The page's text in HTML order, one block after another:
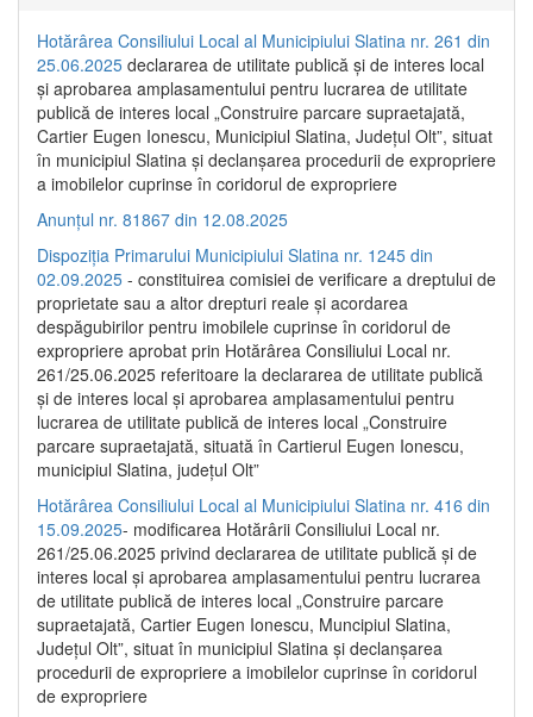
Hotărârea Consiliului Local al Municipiului Slatina nr. 261 din
25.06.2025 declararea de utilitate publică și de interes local
și aprobarea amplasamentului pentru lucrarea de utilitate
publică de interes local „Construire parcare supraetajată,
Cartier Eugen Ionescu, Municipiul Slatina, Județul Olt”, situat
în municipiul Slatina și declanșarea procedurii de expropriere
a imobilelor cuprinse în coridorul de expropriere
Anunțul nr. 81867 din 12.08.2025
Dispoziția Primarului Municipiului Slatina nr. 1245 din
02.09.2025 - constituirea comisiei de verificare a dreptului de
proprietate sau a altor drepturi reale și acordarea
despăgubirilor pentru imobilele cuprinse în coridorul de
expropriere aprobat prin Hotărârea Consiliului Local nr.
261/25.06.2025 referitoare la declararea de utilitate publică
și de interes local și aprobarea amplasamentului pentru
lucrarea de utilitate publică de interes local „Construire
parcare supraetajată, situată în Cartierul Eugen Ionescu,
municipiul Slatina, județul Olt”
Hotărârea Consiliului Local al Municipiului Slatina nr. 416 din
15.09.2025- modificarea Hotărârii Consiliului Local nr.
261/25.06.2025 privind declararea de utilitate publică și de
interes local și aprobarea amplasamentului pentru lucrarea
de utilitate publică de interes local „Construire parcare
supraetajată, Cartier Eugen Ionescu, Muncipiul Slatina,
Județul Olt”, situat în municipiul Slatina și declanșarea
procedurii de expropriere a imobilelor cuprinse în coridorul
de expropriere